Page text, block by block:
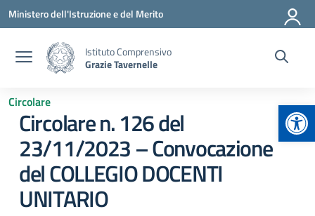
Vai ai contenuti
Vai al menu di navigazione
Vai al footer
Ministero dell'Istruzione e del Merito
Istituto Comprensivo
Grazie Tavernelle
Circolare
Circolare n. 126 del
23/11/2023 – Convocazione
del COLLEGIO DOCENTI
UNITARIO